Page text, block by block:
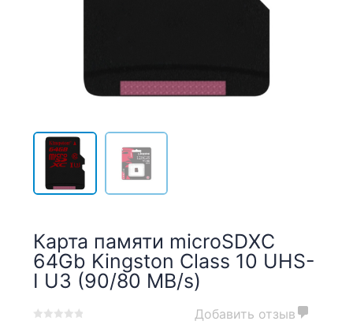
Карта памяти microSDXC
64Gb Kingston Class 10 UHS-
I U3 (90/80 MB/s)
Добавить отзыв